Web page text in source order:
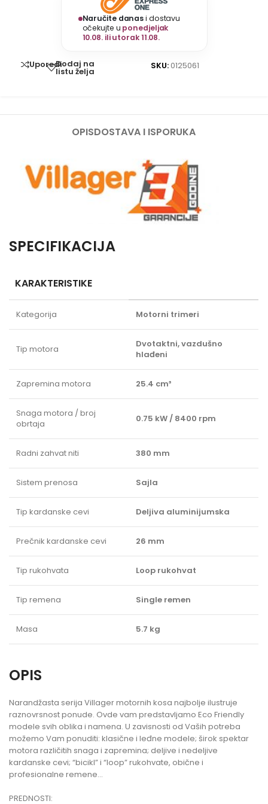
Naručite danasi dostavu
očekujte u ponedjeljak
10.08. ili utorak 11.08.
UporediDodaj na
listu želja
SKU: 0125061
OPISDOSTAVA I ISPORUKA
SPECIFIKACIJA
KARAKTERISTIKE
Kategorija Motorni trimeri
Tip motora
Dvotaktni, vazdušno
hlađeni
Zapremina motora 25.4 cm³
Snaga motora / broj
obrtaja
0.75 kW / 8400 rpm
Radni zahvat niti 380 mm
Sistem prenosa Sajla
Tip kardanske cevi Deljiva aluminijumska
Prečnik kardanske cevi 26 mm
Tip rukohvata Loop rukohvat
Tip remena Single remen
Masa 5.7 kg
OPIS
Narandžasta serija Villager motornih kosa najbolje ilustruje
raznovrsnost ponude. Ovde vam predstavljamo Eco Friendly
modele svih oblika i namena. U zavisnosti od Vaših potreba
možemo Vam ponuditi: klasične i leđne modele; širok spektar
motora različitih snaga i zapremina; deljive i nedeljive
kardanske cevi; “bicikl” i “loop” rukohvate, obične i
profesionalne remene…
PREDNOSTI: